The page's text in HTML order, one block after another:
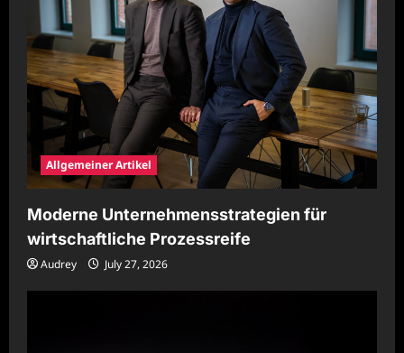
Allgemeiner Artikel
Moderne Unternehmensstrategien für
wirtschaftliche Prozessreife
Audrey July 27, 2026